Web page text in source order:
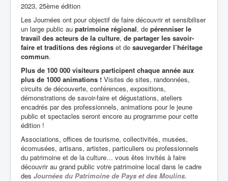
2023, 25ème édition
Les Journées ont pour objectif de faire découvrir et sensibiliser
un large public au patrimoine régional, de pérenniser le
travail des acteurs de la culture, de partager les savoir-
faire et traditions des régions et de sauvegarder l’héritage
commun.
Plus de 100 000 visiteurs participent chaque année aux
plus de 1000 animations ! Visites de sites, randonnées,
circuits de découverte, conférences, expositions,
démonstrations de savoir-faire et dégustations, ateliers
encadrés par des professionnels, animations pour le jeune
public et spectacles seront encore au programme pour cette
édition !
Associations, offices de tourisme, collectivités, musées,
écomusées, artisans, artistes, particuliers ou professionnels
du patrimoine et de la culture… vous êtes invités à faire
découvrir au grand public votre patrimoine local dans le cadre
des Journées du Patrimoine de Pays et des Moulins.